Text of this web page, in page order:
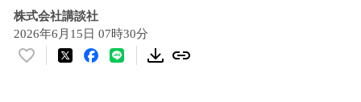
株式会社講談社
2026年6月15日 07時30分
い